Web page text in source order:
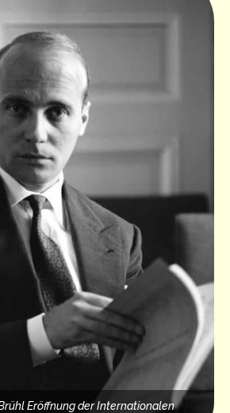
Eröffnung der Internationalen